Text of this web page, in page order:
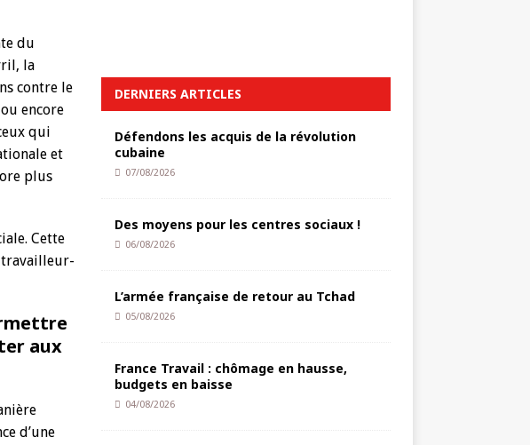
du
la
contre le
encore
qui
et
plus
Cette
travailleur-
aux
d’une
DERNIERS ARTICLES
Défendons les acquis de la révolution
cubaine
07/08/2026
Des moyens pour les centres sociaux !
06/08/2026
L’armée française de retour au Tchad
05/08/2026
France Travail : chômage en hausse,
budgets en baisse
04/08/2026